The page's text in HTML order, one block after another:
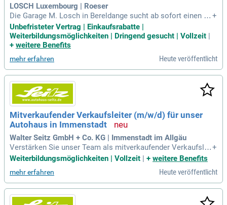
LOSCH Luxembourg | Roeser
Die Garage M. Losch in Bereldange sucht ab sofort einen V
erkaufsleiter SKODA (m/w/d). In dieser verantwortungsvolle
n Position sind Sie für die wirtschaftlichen Ergebnisse der V
erkaufsabteilung sowie der zugehörigen Dienstleistungen zu
aufsziele im Sinne des Unternehmenswachstums zu erreich
en. Sie führen das Verkaufsteam mit klaren Zielen und über
wachen deren Umsetzung durch konsequentes Controlling.
Voraussetzung ist eine erfolgreich abgeschlossene Berufsa
usbildung, idealerweise im Automobilbereich. Bewerben Sie
sich jetzt und gestalten Sie die Zukunft unserer Verkaufsabt
eilung aktiv mit!
+
Unbefristeter Vertrag | Einkaufsrabatte |
Weiterbildungsmöglichkeiten | Dringend gesucht | Vollzeit |
+ weitere Benefits
mehr erfahren Heute veröffentlicht
Mitverkaufender Verkaufsleiter (m/w/d) für unser
Autohaus in Immenstadt
Walter Seitz GmbH + Co. KG | Immenstadt im Allgäu
Verstärken Sie unser Team als mitverkaufender Verkaufslei
ter (m/w/d) im Autohaus Immenstadt! Ihre Aufgaben umfas
sowie das aktiven Mitverkaufen. Führen Sie ein motiviertes
Verkaufsteam und sorgen Sie für einen reibungslosen Gesc
häftsablauf. Zudem sind Sie verantwortlich für die Rentabilit
ät und Kostenüberwachung gemäß Budgetvorgaben. Durch s
+
Weiterbildungsmöglichkeiten | Vollzeit
+ weitere Benefits
mehr erfahren Heute veröffentlicht